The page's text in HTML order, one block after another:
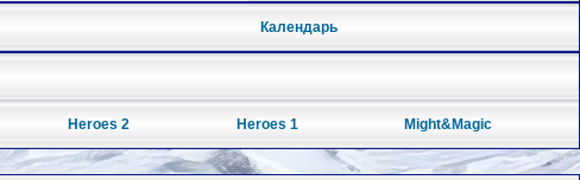
Календарь
Heroes 2 Heroes 1 Might&Magic